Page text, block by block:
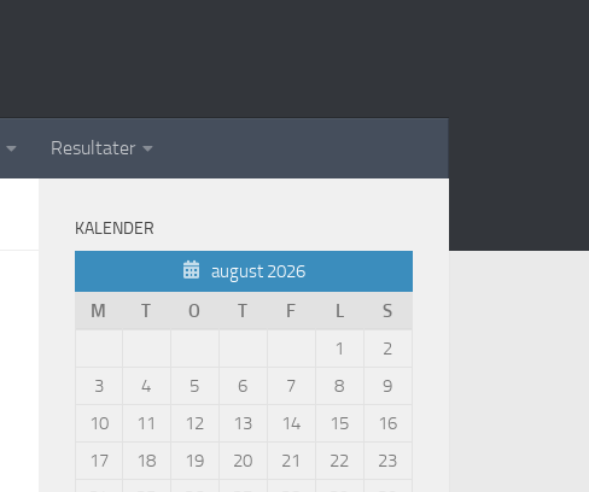
Resultater
KALENDER
august 2026
M
T O T F L
S
1
2
3
4 5 6 7 8
9
10
11 12 13 14 15
16
17
18 19 20 21 22
23